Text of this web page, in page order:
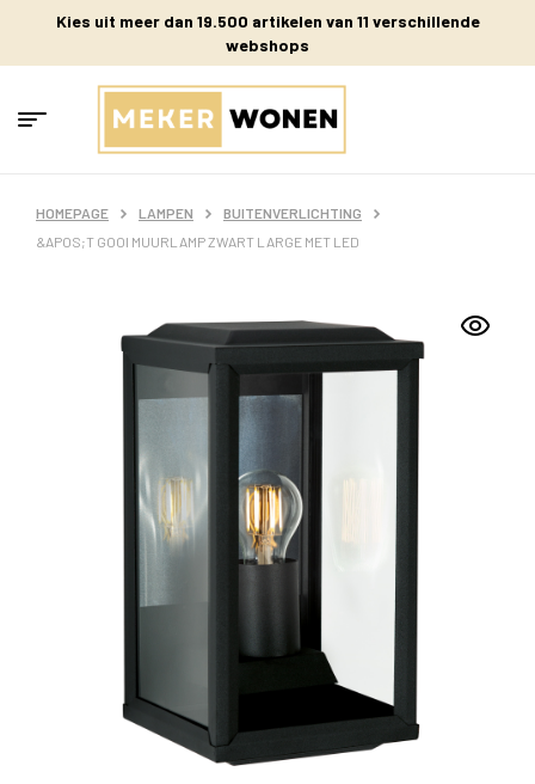
Kies uit meer dan 19.500 artikelen van 11 verschillende
webshops
HOMEPAGE LAMPEN
BUITENVERLICHTING
&APOS;T GOOI MUURLAMP ZWART LARGE MET LED